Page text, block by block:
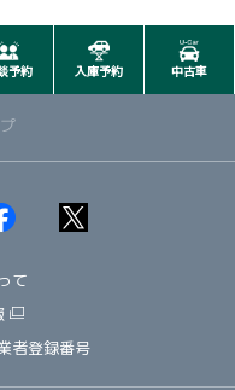
予約 入庫予約 中古車
て
者登録番号